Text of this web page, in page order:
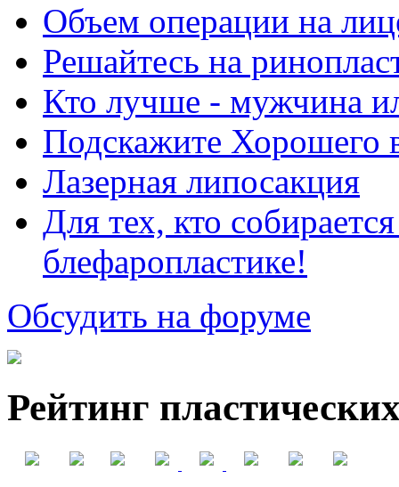
Объем операции на
Решайтесь на
Кто лучше - мужчина
Подскажите Хорошего
Лазерная липосакция
Для тех, кто
блефаропластике!
Обсудить на форуме
Рейтинг